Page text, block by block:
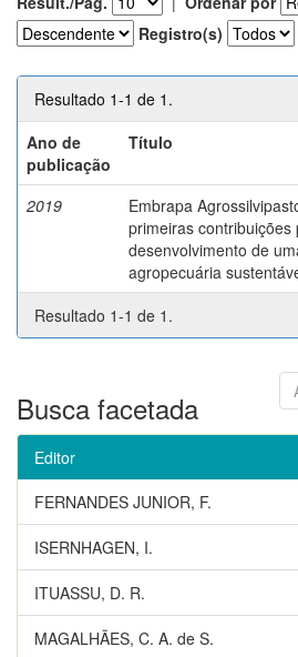
Registro(s)
Resultado 1-1 de 1.
Ano de
publicação
Título
2019
Embrapa
primeiras contribuições
desenvolvimento de
agropecuária
Resultado 1-1 de 1.
Busca facetada
Editor
FERNANDES JUNIOR, F.
ISERNHAGEN, I.
ITUASSU, D. R.
MAGALHÃES, C. A. de S.